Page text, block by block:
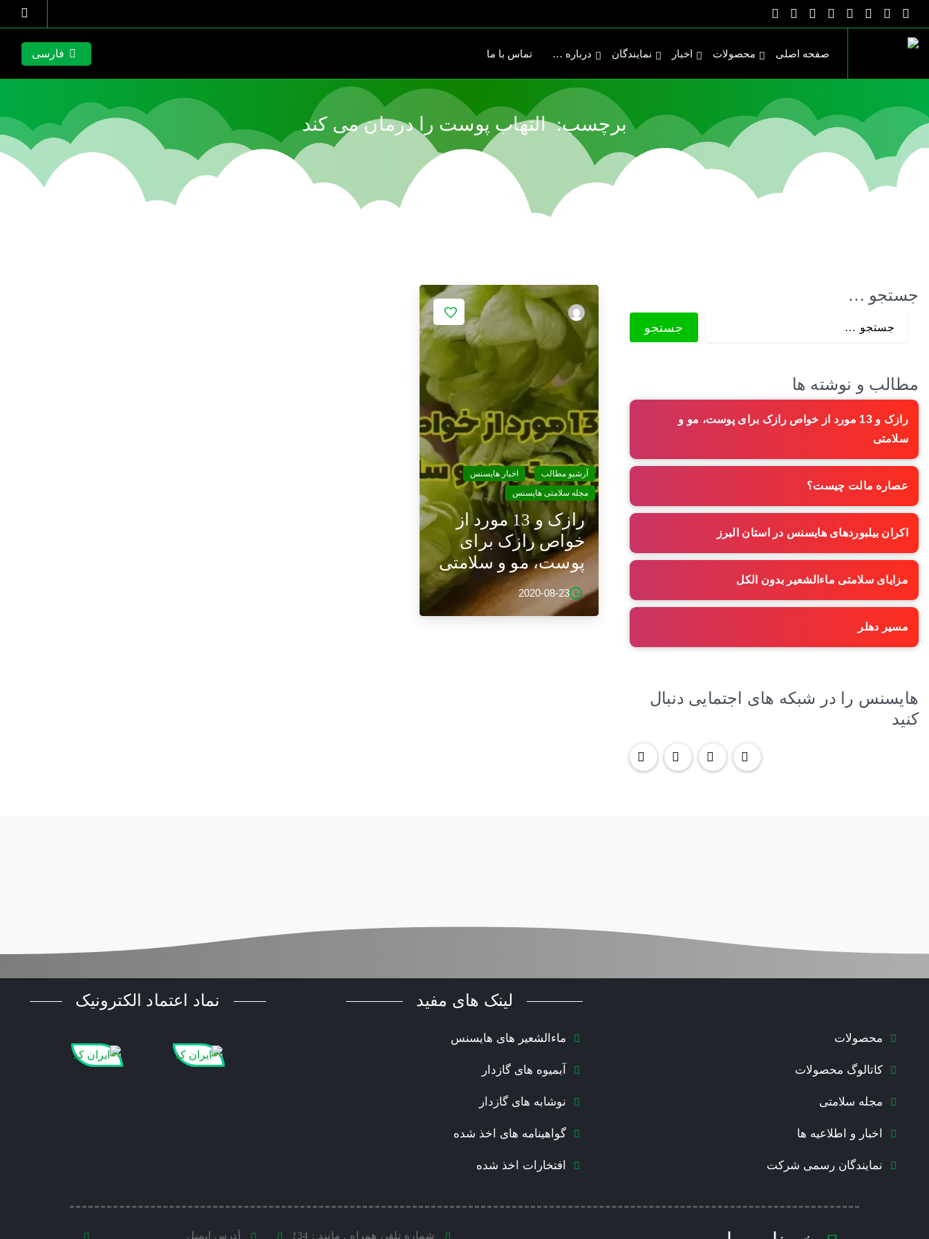
صفحه اصلی محصولات اخبار نمایندگان درباره … تماس با ما فارسی
برچسب: التهاب پوست را درمان می کند
جستجو …
مطالب و نوشته ها
رازک و 13 مورد از خواص رازک برای پوست، مو و
سلامتی
عصاره مالت چیست؟
اکران بیلبوردهای هایسنس در استان البرز
مزایای سلامتی ماءالشعیر بدون الکل
مسیر دهلر
هایسنس را در شبکه های اجتمایی دنبال
کنید
آرشیو مطالب
اخبار هایسنس
مجله سلامتی هایسنس
رازک و 13 مورد از
خواص رازک برای
پوست، مو و سلامتی
2020-08-23
نماد اعتماد الکترونیک لینک های مفید
ماءالشعیر های هایسنس
آبمیوه های گازدار
نوشابه های گازدار
گواهینامه های اخذ شده
افتخارات اخذ شده
محصولات
کاتالوگ محصولات
مجله سلامتی
اخبار و اطلاعیه ها
نمایندگان رسمی شرکت